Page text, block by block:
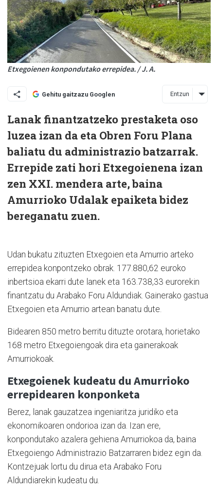
Etxegoienen konpondutako errepidea. / J. A.
Gehitu gaitzazu Googlen Entzun
Lanak finantzatzeko prestaketa oso
luzea izan da eta Obren Foru Plana
baliatu du administrazio batzarrak.
Errepide zati hori Etxegoienena izan
zen XXI. mendera arte, baina
Amurrioko Udalak epaiketa bidez
bereganatu zuen.
Udan bukatu zituzten Etxegoien eta Amurrio arteko
errepidea konpontzeko obrak. 177.880,62 euroko
inbertsioa ekarri dute lanek eta 163.738,33 eurorekin
finantzatu du Arabako Foru Aldundiak. Gainerako gastua
Etxegoien eta Amurrio artean banatu dute.
Bidearen 850 metro berritu dituzte orotara, horietako
168 metro Etxegoiengoak dira eta gainerakoak
Amurriokoak.
Etxegoienek kudeatu du Amurrioko
errepidearen konponketa
Berez, lanak gauzatzea ingeniaritza juridiko eta
ekonomikoaren ondorioa izan da. Izan ere,
konpondutako azalera gehiena Amurriokoa da, baina
Etxegoiengo Administrazio Batzarraren bidez egin da.
Kontzejuak lortu du dirua eta Arabako Foru
Aldundiarekin kudeatu du.